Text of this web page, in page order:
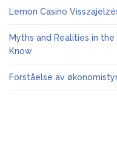
Lemon Casino
Myths and Realities in
Know
Forståelse av